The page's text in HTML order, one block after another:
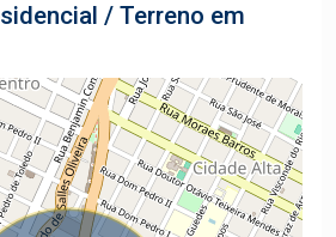
/ Terreno em